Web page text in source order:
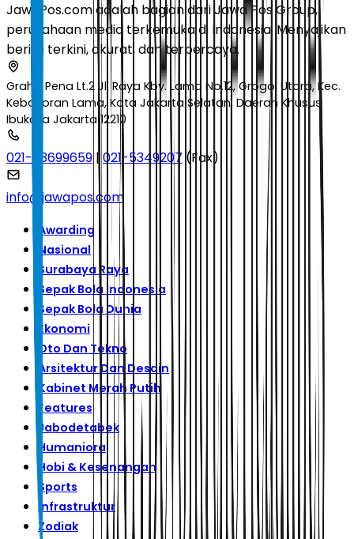
JawaPos.com adalah bagian dari Jawa Pos Group,
perusahaan media terkemuka di Indonesia. Menyajikan
berita terkini, akurat, dan terpercaya.
Graha Pena Lt.2 Jl. Raya Kby. Lama No.12, Grogol Utara, Kec.
Kebayoran Lama, Kota Jakarta Selatan, Daerah Khusus
Ibukota Jakarta 12210
021-53699659 | 021-5349207 (Fax)
info@jawapos.com
Awarding
Nasional
Surabaya Raya
Sepak Bola Indonesia
Sepak Bola Dunia
Ekonomi
Oto Dan Tekno
Arsitektur Dan Desain
Kabinet Merah Putih
Features
Jabodetabek
Humaniora
Hobi & Kesenangan
Sports
Infrastruktur
Zodiak